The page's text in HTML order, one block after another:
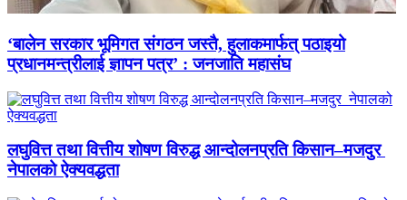
‘बालेन सरकार भूमिगत संगठन जस्तै, हुलाकमार्फत् पठाइयो
प्रधानमन्त्रीलाई ज्ञापन पत्र’ : जनजाति महासंघ
लघुवित्त तथा वित्तीय शोषण विरुद्ध आन्दोलनप्रति किसान–मजदुर
नेपालको ऐक्यवद्धता